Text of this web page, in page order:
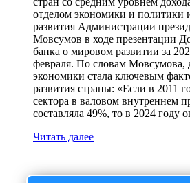
отделом экономики и политики
развития Администрации
Мовсумов в ходе презентации
банка о мировом развитии за
февраля. По словам Мовсумова,
экономики стала ключевым
развития страны: «Если в 2011
сектора в валовом внутреннем
составляла 49%, то в 2024 году
Читать далее